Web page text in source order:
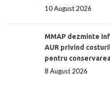
10 August 2026
MMAP dezminte
AUR privind
pentru
8 August 2026